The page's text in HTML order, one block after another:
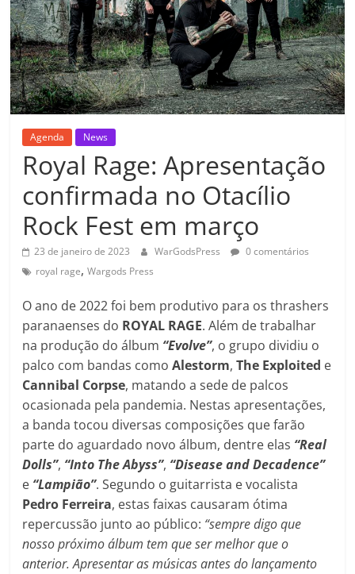
Agenda News
Royal Rage: Apresentação
confirmada no Otacílio
Rock Fest em março
23 de janeiro de 2023 WarGodsPress
0 comentários
royal rage,Wargods Press
O ano de 2022 foi bem produtivo para os thrashers
paranaenses do ROYAL RAGE. Além de trabalhar
na produção do álbum “Evolve”, o grupo dividiu o
palco com bandas comoAlestorm,The Exploited e
Cannibal Corpse, matando a sede de palcos
ocasionada pela pandemia. Nestas apresentações,
a banda tocou diversas composições que farão
parte do aguardado novo álbum, dentre elas “Real
Dolls”, “Into The Abyss”, “Disease and Decadence”
e “Lampião”. Segundo o guitarrista e vocalista
Pedro Ferreira, estas faixas causaram ótima
repercussão junto ao público: “sempre digo que
nosso próximo álbum tem que ser melhor que o
anterior. Apresentar as músicas antes do lançamento